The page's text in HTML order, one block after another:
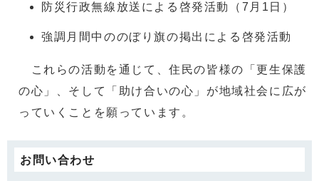
防災行政無線放送による啓発活動（7月1日）
強調月間中ののぼり旗の掲出による啓発活動
これらの活動を通じて、住民の皆様の「更生保護
の心」、そして「助け合いの心」が地域社会に広が
っていくことを願っています。
お問い合わせ